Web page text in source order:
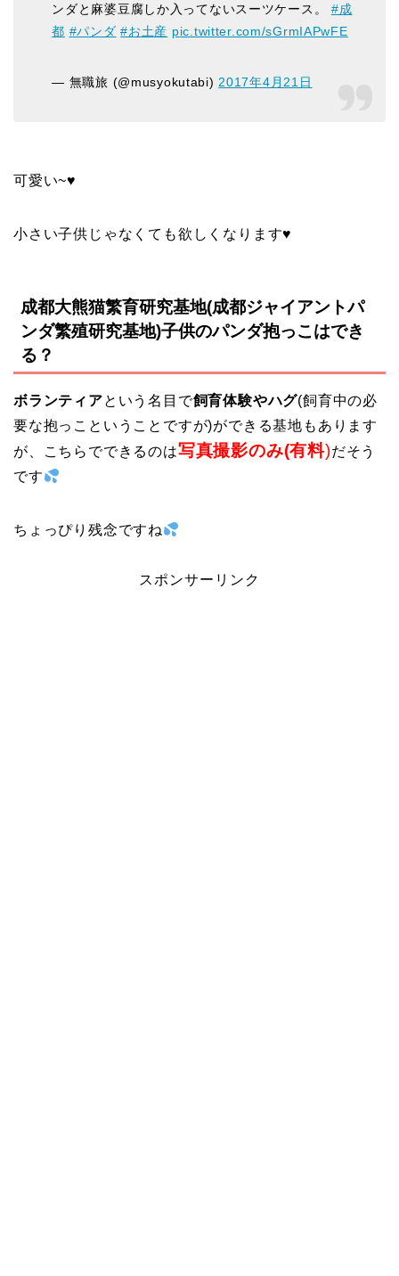
ンダと麻婆豆腐しか入ってないスーツケース。#成
都 #パンダ #お土産 pic.twitter.com/sGrmIAPwFE
— 無職旅 (@musyokutabi) 2017年4月21日
可愛い~♥
小さい子供じゃなくても欲しくなります♥
成都大熊猫繁育研究基地(成都ジャイアントパ
ンダ繁殖研究基地)子供のパンダ抱っこはでき
る？
ボランティアという名目で飼育体験やハグ(飼育中の必
要な抱っこということですが)ができる基地もあります
が、こちらでできるのは写真撮影のみ(有料)だそう
です
ちょっぴり残念ですね
スポンサーリンク